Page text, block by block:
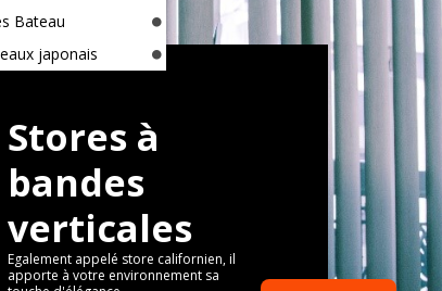
Bateau
japonais
Stores à
bandes
verticales
Egalement appelé store californien, il
apporte à votre environnement sa